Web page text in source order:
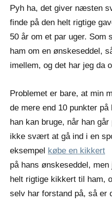
Pyh ha, det giver næsten
finde på den helt rigtige
50 år om et par uger. Som
ham om en ønskeseddel,
imellem, og det har jeg da
Problemet er bare, at min
de mere end 10 punkter
han kan bruge, når han
ikke svært at gå ind i en
eksempel købe en kikkert
på hans ønskeseddel,
helt rigtige kikkert til ham,
selv har forstand på, så er